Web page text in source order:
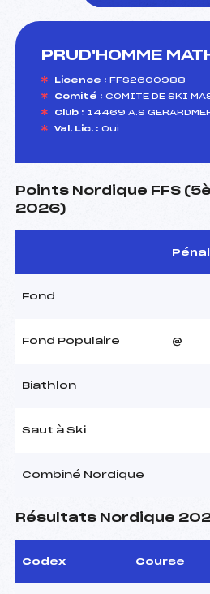
PRUD'HOMME
Licence : FFS2600988
Comité : COMITE DE SKI
Club : 14469 A.S
Val. Lic. : Oui
Points Nordique FFS
2026)
Fond
Fond Populaire @
Biathlon
Saut à Ski
Combiné Nordique
Résultats Nordique
Codex Course